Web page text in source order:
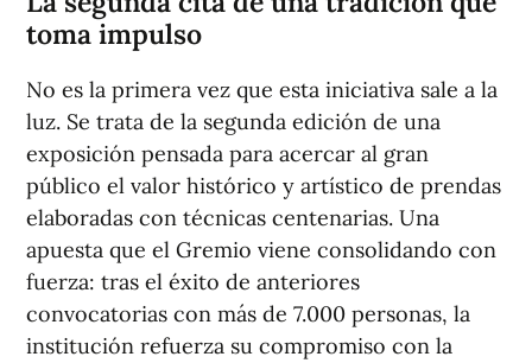
toma impulso
No es la primera vez que esta iniciativa sale a la
luz. Se trata de la segunda edición de una
exposición pensada para acercar al gran
público el valor histórico y artístico de prendas
elaboradas con técnicas centenarias. Una
apuesta que el Gremio viene consolidando con
fuerza: tras el éxito de anteriores
convocatorias con más de 7.000 personas, la
institución refuerza su compromiso con la